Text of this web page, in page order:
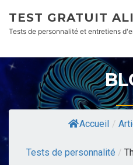
TEST GRATUIT
Tests de personnalité et entretiens
Accueil /
Tests de personnalité /